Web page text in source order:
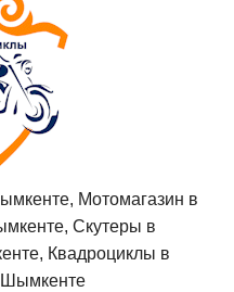
Мотомагазин в
Скутеры в
Квадроциклы в
Шымкенте